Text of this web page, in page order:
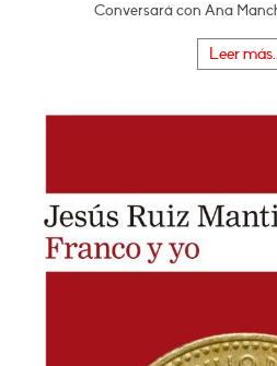
Conversará con Ana
Leer